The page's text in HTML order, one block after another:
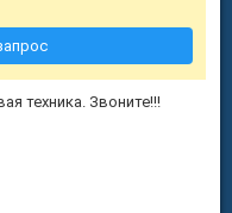
техника. Звоните!!!